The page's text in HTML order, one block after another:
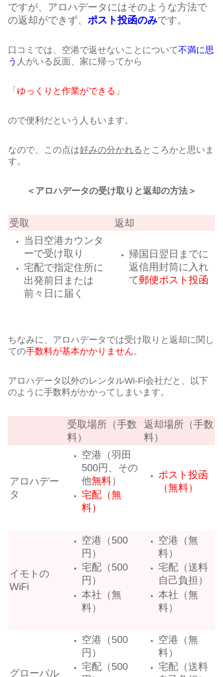
ですが、アロハデータにはそのような方法で
の返却ができず、 ポスト投函のみです。
口コミでは、空港で返せないことについて不満に思
う 人がいる反面、家に帰ってから
「 ゆっくりと作業ができる 」
ので便利だという人もいます。
なので、この点は好みの分かれる ところかと思いま
す。
＜アロハデータの受け取りと返却の方法＞
受取
返却
当日空港カウンタ
ーで受け取り
宅配で指定住所に
出発前日または
前々日に届く
帰国日翌日までに
返信用封筒に入れ
て郵便ポスト投函
ちなみに、アロハデータでは受け取りと返却に関し
ての手数料が基本かかりません。
アロハデータ以外のレンタルWi-Fi会社だと、以下
のように手数料がかかってしまいます。
受取場所（手数
料）
返却場所（手数
料）
アロハデー
タ
空港（羽田
500円、その
他無料）
宅配（無
料）
ポスト投函
（無料）
イモトの
WiFi
空港（500
円）
宅配（500
円）
本社（無
料）
空港（無
料）
宅配（送料
自己負担）
本社（無
料）
グローバル
空港（500
円）
宅配（500
空港（無
料）
宅配（送料